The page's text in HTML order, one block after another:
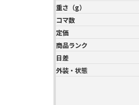
重さ（g）
コマ数
定価
商品ランク
日差
外装・状態